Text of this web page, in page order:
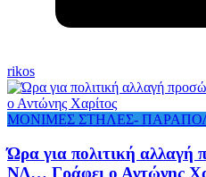
rikos
ΜΟΝΙΜΕΣ ΣΤΗΛΕΣ-
Ώρα για πολιτική αλλαγή